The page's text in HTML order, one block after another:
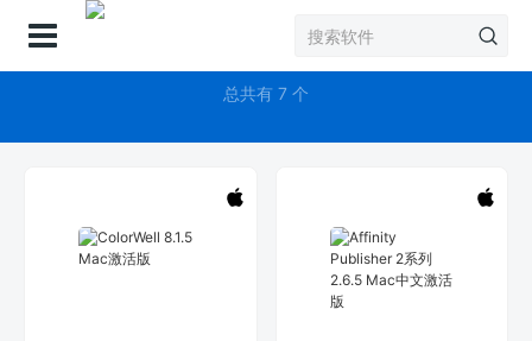
Affinity
总共有 7 个